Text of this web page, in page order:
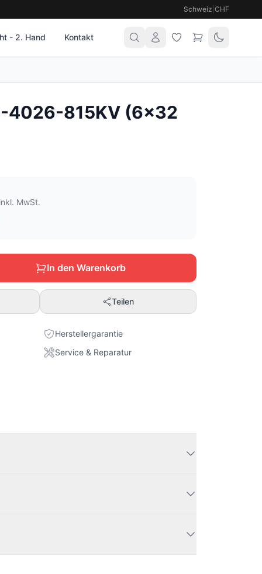
Schweiz CHF
- 2. Hand Kontakt
4026-815KV (6x32
inkl. MwSt.
In den Warenkorb
Teilen
Herstellergarantie
Service & Reparatur